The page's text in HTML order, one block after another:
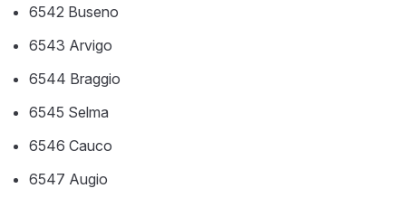
6542 Buseno
6543 Arvigo
6544 Braggio
6545 Selma
6546 Cauco
6547 Augio